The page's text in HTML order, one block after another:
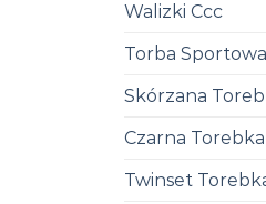
Walizki Ccc
Torba
Skórzana
Czarna
Twinset